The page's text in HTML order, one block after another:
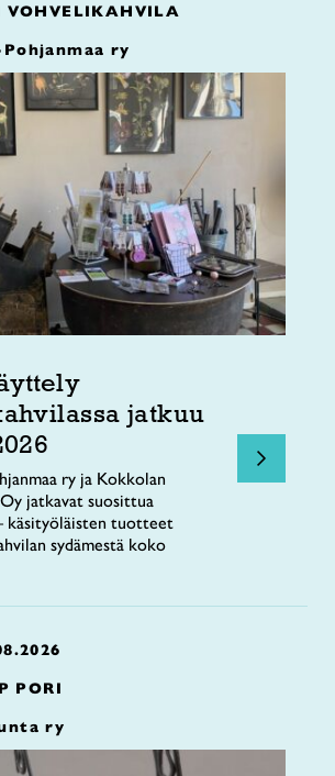
VOHVELIKAHVILA
ry
jatkuu
ry ja Kokkolan
jatkavat suosittua
käsityöläisten tuotteet
sydämestä koko
PORI
ry